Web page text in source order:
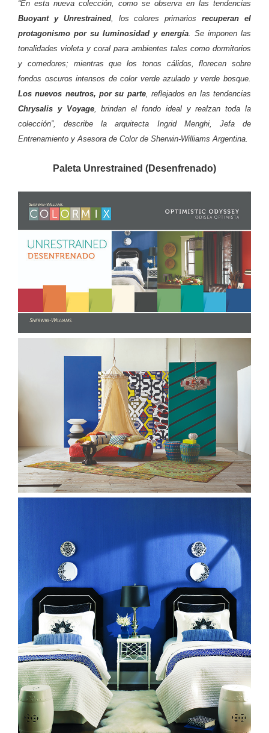
“En esta nueva colección, como se observa en las tendencias
Buoyant y Unrestrained, los colores primariosrecuperan el
protagonismo por su luminosidad y energía . Se imponen las
tonalidades violeta y coral para ambientes tales como dormitorios
y comedores; mientras que los tonos cálidos, florecen sobre
fondos oscuros intensos de color verde azulado y verde bosque.
Los nuevos neutros, por su parte, reflejados en las tendencias
Chrysalis y Voyage, brindan el fondo ideal y realzan toda la
colección”, describe la arquitecta Ingrid Menghi, Jefa de
Entrenamiento y Asesora de Color de Sherwin-Williams Argentina.
Paleta Unrestrained (Desenfrenado)